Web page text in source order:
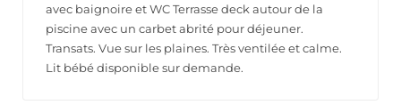
avec baignoire et WC Terrasse deck autour de la
piscine avec un carbet abrité pour déjeuner.
Transats. Vue sur les plaines. Très ventilée et calme.
Lit bébé disponible sur demande.